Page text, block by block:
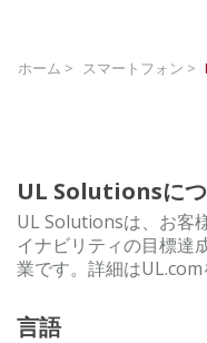
ホーム > スマートフォン >
UL Solutionsに
UL Solutionsは、お客
イナビリティの目標達
業です。詳細はUL.com
言語